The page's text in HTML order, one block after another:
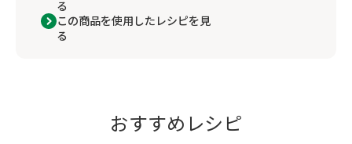
る
この商品を使用したレシピを見
る
おすすめレシピ